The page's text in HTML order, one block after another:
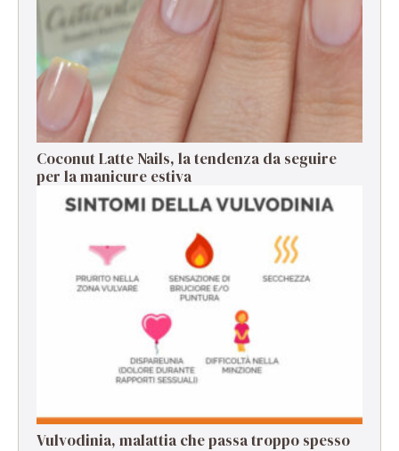
Coconut Latte Nails, la tendenza da seguire
per la manicure estiva
Vulvodinia, malattia che passa troppo spesso